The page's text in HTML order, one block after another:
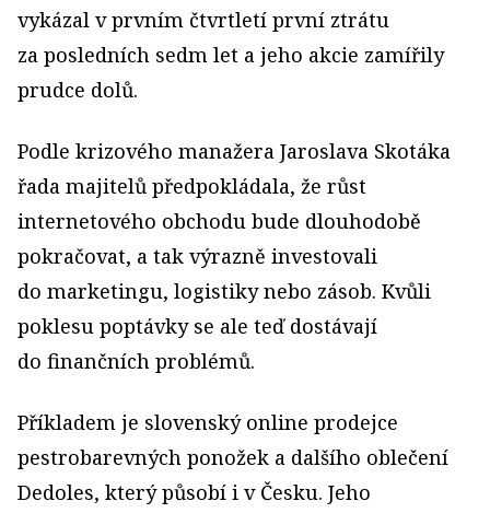
vykázal v prvním čtvrtletí první ztrátu
za posledních sedm let a jeho akcie zamířily
prudce dolů.
Podle krizového manažera Jaroslava Skotáka
řada majitelů předpokládala, že růst
internetového obchodu bude dlouhodobě
pokračovat, a tak výrazně investovali
do marketingu, logistiky nebo zásob. Kvůli
poklesu poptávky se ale teď dostávají
do finančních problémů.
Příkladem je slovenský online prodejce
pestrobarevných ponožek a dalšího oblečení
Dedoles, který působí i v Česku. Jeho